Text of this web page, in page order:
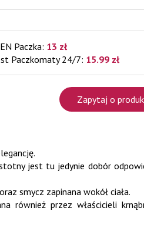
Paczka: 13 zł
Paczkomaty 24/7: 15.99 zł
Zapytaj o
jest tu jedynie dobór
smycz zapinana wokół ciała.
również przez właścicieli